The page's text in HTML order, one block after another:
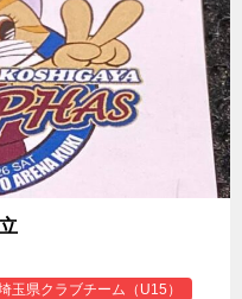
玉県クラブチーム（U15）